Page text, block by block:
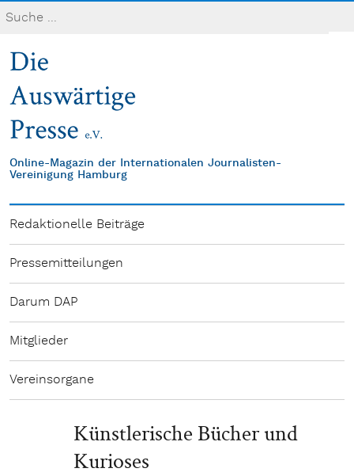
Online-Magazin der Internationalen Journalisten-
Vereinigung Hamburg
Redaktionelle Beiträge
Pressemitteilungen
Darum DAP
Mitglieder
Vereinsorgane
Künstlerische Bücher und
Kurioses